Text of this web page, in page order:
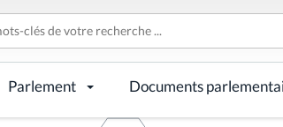
Parlement Documents